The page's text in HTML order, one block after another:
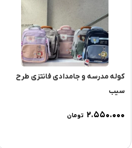
کوله مدرسه و جامدادی فانتزی طرح
سیب
۲.۵۵۰.۰۰۰ تومان